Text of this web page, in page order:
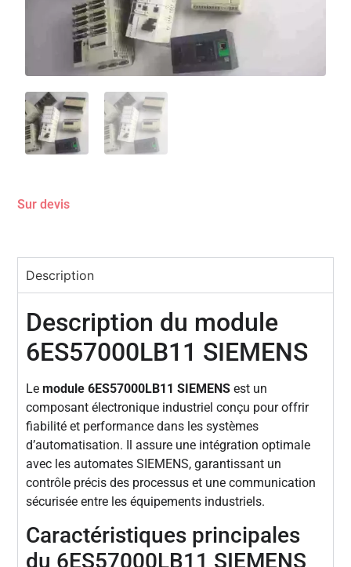
Sur devis
Description
Description du module
6ES57000LB11 SIEMENS
Lemodule 6ES57000LB11 SIEMENS est un
composant électronique industriel conçu pour offrir
fiabilité et performance dans les systèmes
d’automatisation. Il assure une intégration optimale
avec les automates SIEMENS, garantissant un
contrôle précis des processus et une communication
sécurisée entre les équipements industriels.
Caractéristiques principales
du 6ES57000LB11 SIEMENS